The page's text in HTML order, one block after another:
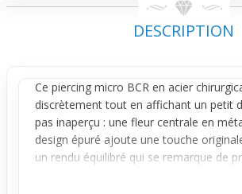
DESCRIPTION
Ce piercing micro BCR en acier
discrètement tout en affichant un petit
pas inaperçu : une fleur centrale en
design épuré ajoute une touche
un rendu équilibré qui se remarque de